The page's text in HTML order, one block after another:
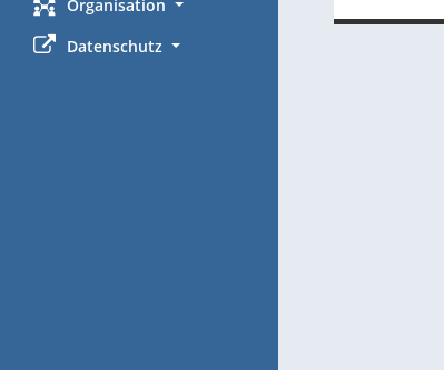
Organisation
Datenschutz